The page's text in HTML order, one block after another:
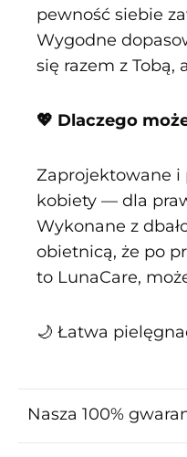
pewność siebie
Wygodne
się razem z Tobą,
💖 Dlaczego
Zaprojektowane i
kobiety — dla
Wykonane z
obietnicą, że po
to LunaCare,
🌙 Łatwa
Nasza 100%